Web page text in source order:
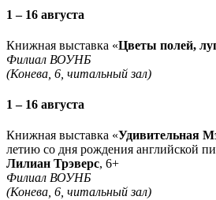
1 – 16 августа
Книжная выставка «Цветы полей,
Филиал ВОУНБ
(Конева, 6, читальный зал)
1 – 16 августа
Книжная выставка «Удивительная
летию со дня рождения английской
Лилиан Трэверс, 6+
Филиал ВОУНБ
(Конева, 6, читальный зал)